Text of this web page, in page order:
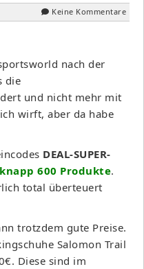
Keine Kommentare
nach der
die
und nicht mehr mit
wirft, aber da habe
DEAL-SUPER-
600 Produkte.
total überteuert
trotzdem gute Preise.
Salomon Trail
Diese sind im